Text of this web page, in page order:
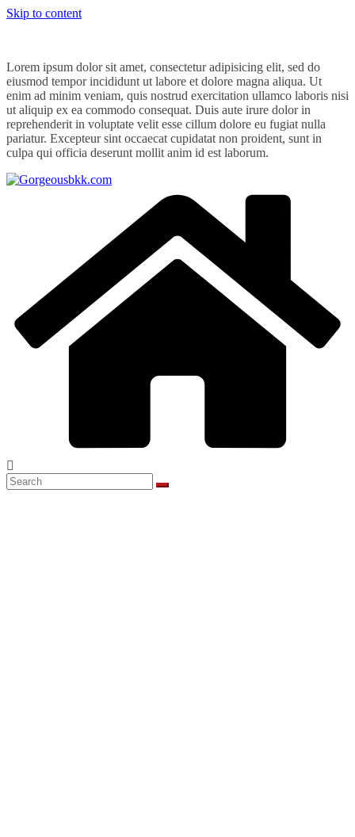
Skip to content
Lorem ipsum dolor sit amet, consectetur adipisicing elit, sed do
eiusmod tempor incididunt ut labore et dolore magna aliqua. Ut
enim ad minim veniam, quis nostrud exercitation ullamco laboris nisi
ut aliquip ex ea commodo consequat. Duis aute irure dolor in
reprehenderit in voluptate velit esse cillum dolore eu fugiat nulla
pariatur. Excepteur sint occaecat cupidatat non proident, sunt in
culpa qui officia deserunt mollit anim id est laborum.